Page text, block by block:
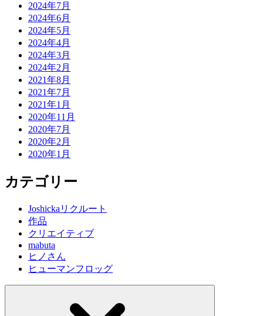
2024年7月
2024年6月
2024年5月
2024年4月
2024年3月
2024年2月
2021年8月
2021年7月
2021年1月
2020年11月
2020年7月
2020年2月
2020年1月
カテゴリー
Joshickaリクルート
作品
クリエイティブ
mabuta
ヒノさん
ヒューマンフロッグ